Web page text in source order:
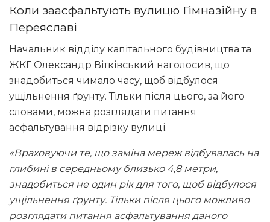
Коли заасфальтують вулицю Гімназійну в
Переяславі
Начальник відділу капітального будівництва та
ЖКГ Олександр Вітківський наголосив, що
знадобиться чимало часу, щоб відбулося
ущільнення ґрунту. Тільки після цього, за його
словами, можна розглядати питання
асфальтування відрізку вулиці.
«Враховуючи те, що заміна мереж відбувалась на
глибині в середньому близько 4,8 метри,
знадобиться не один рік для того, щоб відбулося
ущільнення ґрунту. Тільки після цього можливо
розглядати питання асфальтування даного